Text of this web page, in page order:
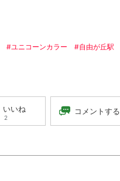
#ユニコーンカラー #自由が丘駅
いいね
2
コメントする